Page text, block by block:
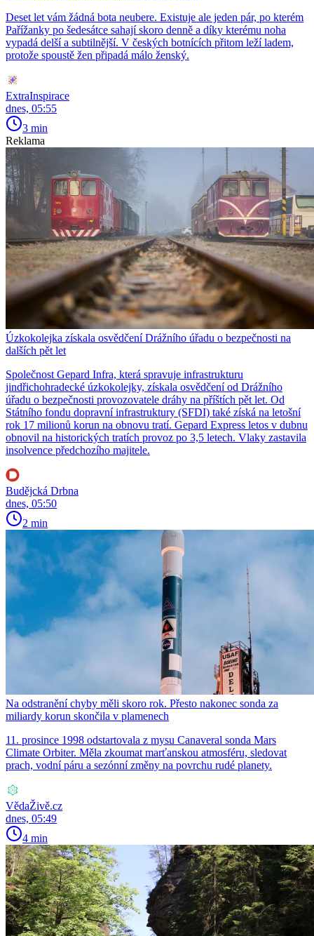
Deset let vám žádná bota neubere. Existuje ale jeden pár, po kterém
Pařížanky po šedesátce sahají skoro denně a díky kterému noha
vypadá delší a subtilnější. V českých botnících přitom leží ladem,
protože spoustě žen připadá málo ženský.
ExtraInspirace
dnes, 05:55
3 min
Reklama
Úzkokolejka získala osvědčení Drážního úřadu o bezpečnosti na
dalších pět let
Společnost Gepard Infra, která spravuje infrastrukturu
jindřichohradecké úzkokolejky, získala osvědčení od Drážního
úřadu o bezpečnosti provozovatele dráhy na příštích pět let. Od
Státního fondu dopravní infrastruktury (SFDI) také získá na letošní
rok 17 milionů korun na obnovu tratí. Gepard Express letos v dubnu
obnovil na historických tratích provoz po 3,5 letech. Vlaky zastavila
insolvence předchozího majitele.
Budějcká Drbna
dnes, 05:50
2 min
Na odstranění chyby měli skoro rok. Přesto nakonec sonda za
miliardy korun skončila v plamenech
11. prosince 1998 odstartovala z mysu Canaveral sonda Mars
Climate Orbiter. Měla zkoumat marťanskou atmosféru, sledovat
prach, vodní páru a sezónní změny na povrchu rudé planety.
VědaŽivě.cz
dnes, 05:49
4 min